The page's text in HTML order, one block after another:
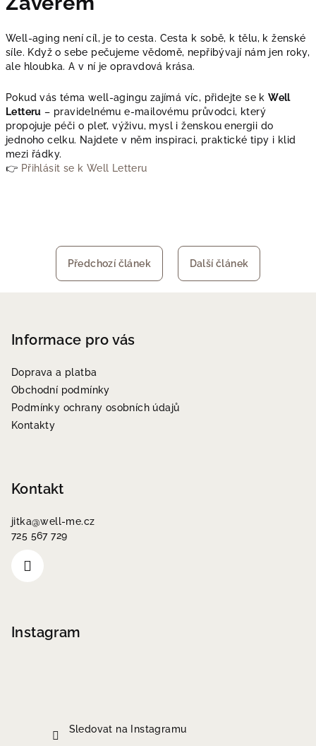
Well-aging není cíl, je to cesta. Cesta k sobě, k tělu, k ženské
síle. Když o sebe pečujeme vědomě, nepřibývají nám jen roky,
ale hloubka. A v ní je opravdová krása.
Pokud vás téma well-agingu zajímá víc, přidejte se kWell
Letteru – pravidelnému e-mailovému průvodci, který
propojuje péči o pleť, výživu, mysl i ženskou energii do
jednoho celku. Najdete v něm inspiraci, praktické tipy i klid
mezi řádky.
👉 Přihlásit se k Well Letteru
Předchozí článek Další článek
Informace pro vás
Doprava a platba
Obchodní podmínky
Podmínky ochrany osobních údajů
Kontakty
Kontakt
jitka@well-me.cz
725 567 729
Instagram
Sledovat na Instagramu